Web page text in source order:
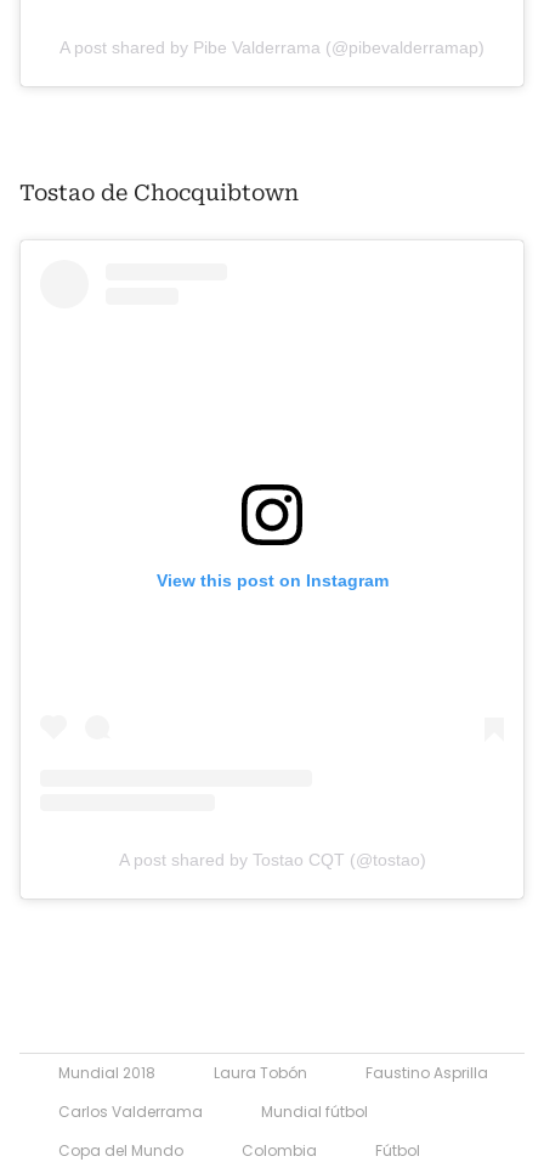
A post shared by Pibe Valderrama (@pibevalderramap)
Tostao de Chocquibtown
View this post on Instagram
A post shared by Tostao CQT (@tostao)
Mundial 2018 Laura Tobón
Faustino Asprilla
Carlos Valderrama
Mundial fútbol
Copa del Mundo
Colombia
Fútbol